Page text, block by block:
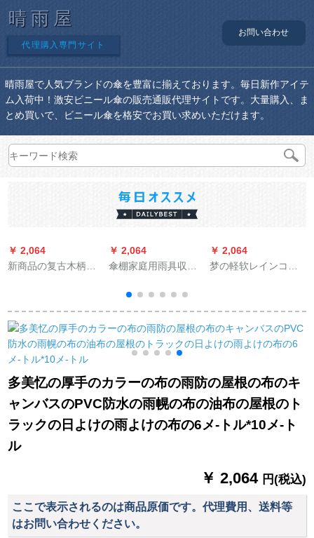
晴雨屋
代理購入専門サイト
お問い合わせ
晴雨屋で人気ブランドの傘を豊富に揃えております。毎日新作アイテ
ム入荷中！激安ビニール傘の販売通販代理サイトです。大量購入、ま
とめ買いで、ビニール傘を格安でお買い求めいただけます。
￥ 2,064
新商品の复古木柄绅
に、柄のままぐすの
男の人のビィネスの2
人の伞は注文して黒
を注文することで
す。
￥ 2,064
傘棚家庭用雨具収納
テレット学校の落着
式傘立て折りたたみ
畳傘収納棚オレフビ
鉄芸収納納屋屋黒
【21ホール24フル】
￥ 2,064
梦の軽软レインコ男
旅行防水フュージョ
ン连体电动机ライト
ライトバック黒-エレ
身身长155-1555 cm
多美忆の厚手のカラーの布の雨防の屋根の布のキ
ャンバスのPVC防水の雨幌の布の油布の屋根のト
ラックの日よけの雨よけの布の6メ-トル*10メ-ト
ル
￥ 2,064 円(税込)
ここで表示されるのは商品原価です。代理費用、送料等
はお問い合わせください。